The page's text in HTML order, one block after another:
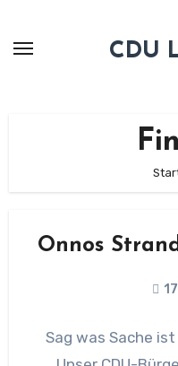
CDU
Onnos
Sag was Sache ist